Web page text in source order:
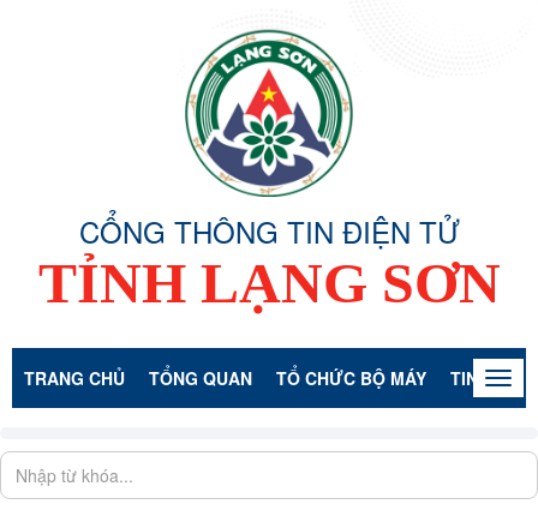
CỔNG THÔNG TIN ĐIỆN TỬ
TỈNH LẠNG SƠN
TRANG CHỦ TỔNG QUAN TỔ CHỨC BỘ MÁY TIN TỨC -